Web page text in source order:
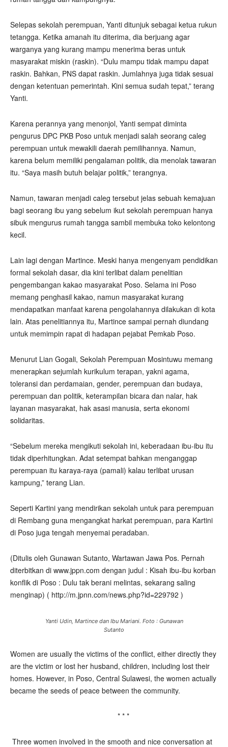
Selepas sekolah perempuan, Yanti ditunjuk sebagai ketua rukun
tetangga. Ketika amanah itu diterima, dia berjuang agar
warganya yang kurang mampu menerima beras untuk
masyarakat miskin (raskin). “Dulu mampu tidak mampu dapat
raskin. Bahkan, PNS dapat raskin. Jumlahnya juga tidak sesuai
dengan ketentuan pemerintah. Kini semua sudah tepat,” terang
Yanti.
Karena perannya yang menonjol, Yanti sempat diminta
pengurus DPC PKB Poso untuk menjadi salah seorang caleg
perempuan untuk mewakili daerah pemilihannya. Namun,
karena belum memiliki pengalaman politik, dia menolak tawaran
itu. “Saya masih butuh belajar politik,” terangnya.
Namun, tawaran menjadi caleg tersebut jelas sebuah kemajuan
bagi seorang ibu yang sebelum ikut sekolah perempuan hanya
sibuk mengurus rumah tangga sambil membuka toko kelontong
kecil.
Lain lagi dengan Martince. Meski hanya mengenyam pendidikan
formal sekolah dasar, dia kini terlibat dalam penelitian
pengembangan kakao masyarakat Poso. Selama ini Poso
memang penghasil kakao, namun masyarakat kurang
mendapatkan manfaat karena pengolahannya dilakukan di kota
lain. Atas penelitiannya itu, Martince sampai pernah diundang
untuk memimpin rapat di hadapan pejabat Pemkab Poso.
Menurut Lian Gogali, Sekolah Perempuan Mosintuwu memang
menerapkan sejumlah kurikulum terapan, yakni agama,
toleransi dan perdamaian, gender, perempuan dan budaya,
perempuan dan politik, keterampilan bicara dan nalar, hak
layanan masyarakat, hak asasi manusia, serta ekonomi
solidaritas.
“Sebelum mereka mengikuti sekolah ini, keberadaan ibu-ibu itu
tidak diperhitungkan. Adat setempat bahkan menganggap
perempuan itu karaya-raya (pamali) kalau terlibat urusan
kampung,” terang Lian.
Seperti Kartini yang mendirikan sekolah untuk para perempuan
di Rembang guna mengangkat harkat perempuan, para Kartini
di Poso juga tengah menyemai peradaban.
(Ditulis oleh Gunawan Sutanto, Wartawan Jawa Pos. Pernah
diterbitkan di www.jppn.com dengan judul : Kisah ibu-ibu korban
konflik di Poso : Dulu tak berani melintas, sekarang saling
menginap) ( http://m.jpnn.com/news.php?id=229792 )
Yanti Udin, Martince dan Ibu Mariani. Foto : Gunawan
Sutanto
Women are usually the victims of the conflict, either directly they
are the victim or lost her husband, children, including lost their
homes. However, in Poso, Central Sulawesi, the women actually
became the seeds of peace between the community.
* * *
Three women involved in the smooth and nice conversation at